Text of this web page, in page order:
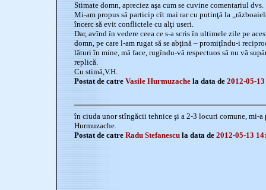
Stimate domn, apreciez aşa cum se cuvine comentariul dvs.
Mi-am propus să particip cît mai rar cu putinţă la
încerc să evit conflictele cu alţi useri.
Dar, avînd în vedere ceea ce s-a scris în ultimele zile pe
domn, pe care l-am rugat să se abţină – promiţîndu-i
lături în mine, mă face, rugîndu-vă respectuos să nu vă
replică.
Cu stimă,V.H.
Postat de catre Vasile Hurmuzache la data de 2012-05-
în ciuda unor stîngăcii tehnice şi a 2-3 locuri comune, mi-a
Hurmuzache.
Postat de catre Radu Stefanescu la data de 2012-05-13